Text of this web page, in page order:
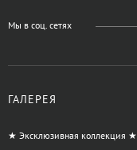
Мы в соц. сетях
ГАЛЕРЕЯ
★ Эксклюзивная коллекция ★